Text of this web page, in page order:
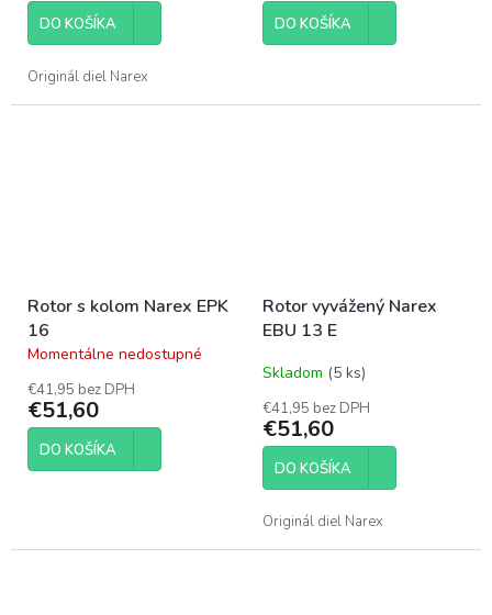
DO KOŠÍKA
Originál diel Narex
DO KOŠÍKA
Rotor s kolom Narex EPK
16
Priemerné
produktu
je
3,9
Momentálne nedostupné
€41,95 bez DPH
€51,60
DO KOŠÍKA
Rotor vyvážený Narex
EBU 13 E
Skladom (5 ks)
€41,95 bez DPH
€51,60
DO KOŠÍKA
Originál diel Narex